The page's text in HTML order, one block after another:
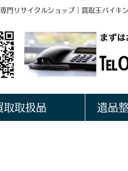
門リサイクルショップ｜買取王バイキ
ド
取取扱品 遺品